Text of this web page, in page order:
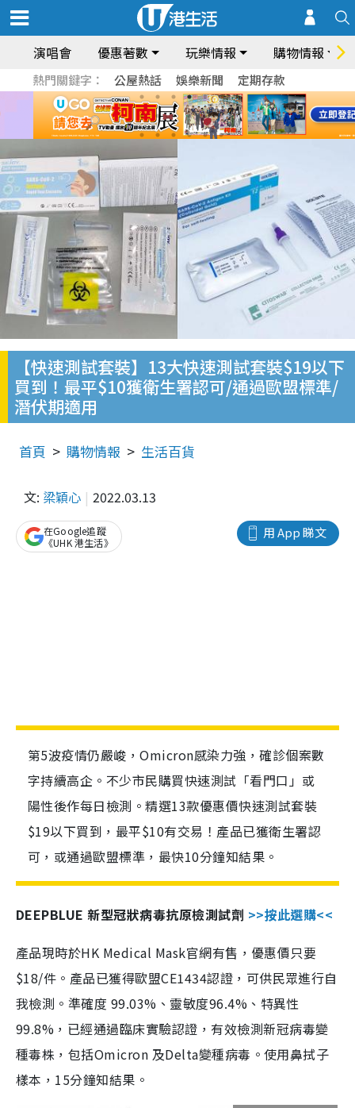
演唱會 優惠著數 玩樂情報 購物情報
熱門關鍵字： 公屋熱話 娛樂新聞 定期存款
【快速測試套裝】13大快速測試套裝$19以下
買到！最平$10獲衛生署認可/通過歐盟標準/
潛伏期適用
首頁 購物情報 生活百貨
文: 梁穎心 2022.03.13
用 App 睇文
在Google追蹤
《UHK 港生活》
第5波疫情仍嚴峻，Omicron感染力強，確診個案數
字持續高企。不少市民購買快速測試「看門口」或
陽性後作每日檢測。精選13款優惠價快速測試套裝
$19以下買到，最平$10有交易！產品已獲衛生署認
可，或通過歐盟標準，最快10分鐘知結果。
DEEPBLUE 新型冠狀病毒抗原檢測試劑 >>按此選購<<
產品現時於HK Medical Mask官網有售，優惠價只要
$18/件。產品已獲得歐盟CE1434認證，可供民眾進行自
我檢測。準確度 99.03%、靈敏度96.4%、特異性
99.8%，已經通過臨床實驗認證，有效檢測新冠病毒變
種毒株，包括Omicron 及Delta變種病毒。使用鼻拭子
樣本，15分鐘知結果。